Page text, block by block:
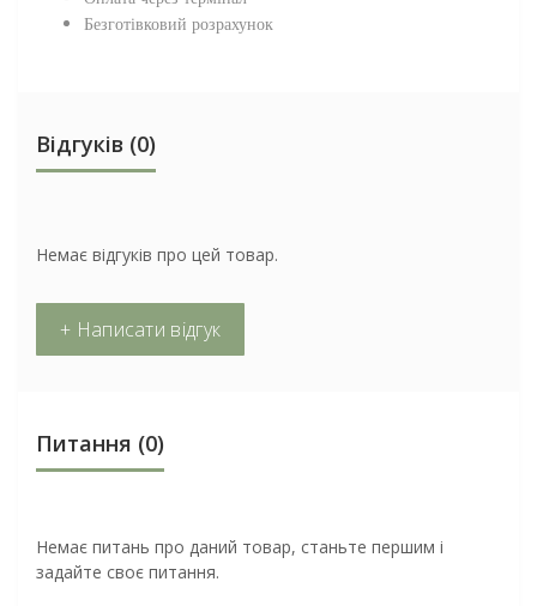
Безготівковий розрахунок
Відгуків (0)
Немає відгуків про цей товар.
+ Написати відгук
Питання (0)
Немає питань про даний товар, станьте першим і
задайте своє питання.